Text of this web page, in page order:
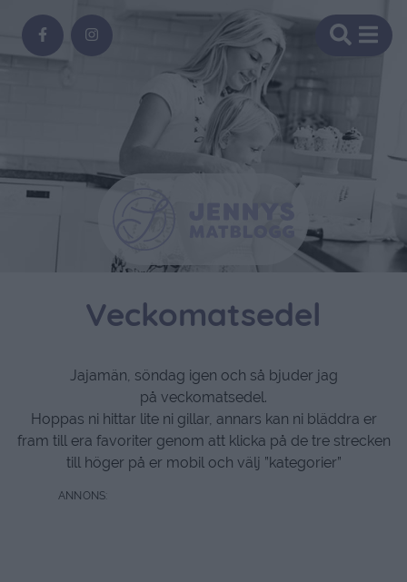
Veckomatsedel
Jajamän, söndag igen och så bjuder jag
på veckomatsedel.
Hoppas ni hittar lite ni gillar, annars kan ni bläddra er
fram till era favoriter genom att klicka på de tre strecken
till höger på er mobil och välj ”kategorier”